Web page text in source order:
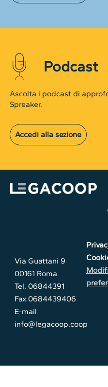
Podcast
Ascolta i podcast di
Spreaker.
Accedi alla sezione
Via Guattani 9
00161 Roma
Tel. 06844391
Fax 0684439406
E-mail
info@legacoop.coop